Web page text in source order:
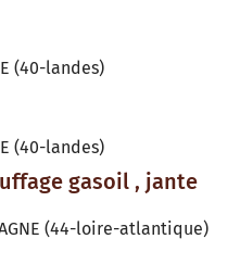
(40-landes)
(40-landes)
gasoil , jante
(44-loire-atlantique)